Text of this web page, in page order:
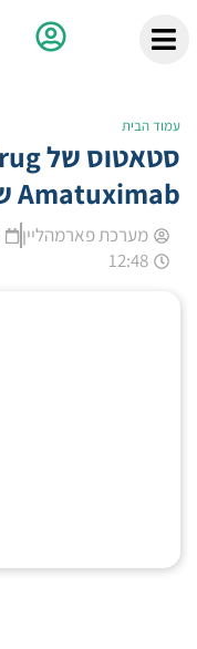
עמוד הבית
Amatuximab של Eisai, באירופה
מערכת פארמהליין
12:48